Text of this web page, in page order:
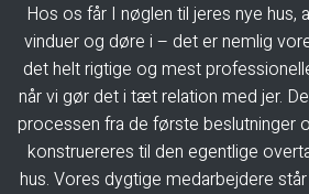
Hos os får I nøglen til jeres nye hus,
vinduer og døre i – det er nemlig
det helt rigtige og mest
når vi gør det i tæt relation med jer.
processen fra de første beslutninger
konstruereres til den egentlige
hus. Vores dygtige medarbejdere